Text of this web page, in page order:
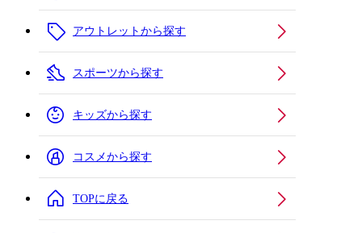
アウトレットから探す
スポーツから探す
キッズから探す
コスメから探す
TOPに戻る